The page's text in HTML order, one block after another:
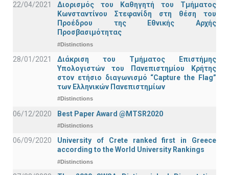
22/04/2021
Διορισμός του Καθηγητή του Τμήματος
Κωνσταντίνου Στεφανίδη στη θέση του
Προέδρου της Εθνικής Αρχής
Προσβασιμότητας
#Distinctions
28/01/2021
Διάκριση του Τμήματος Επιστήμης
Υπολογιστών του Πανεπιστημίου Κρήτης
στον ετήσιο διαγωνισμό “Capture the Flag”
των Ελληνικών Πανεπιστημίων
#Distinctions
06/12/2020 Best Paper Award @MTSR2020
#Distinctions
06/09/2020
University of Crete ranked first in Greece
according to the World University Rankings
#Distinctions